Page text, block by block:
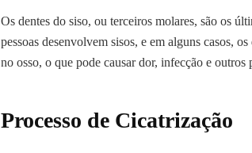
Os dentes do siso, ou terceiros molares, são os
pessoas desenvolvem sisos, e em alguns casos,
no osso, o que pode causar dor, infecção e outros
Processo de Cicatrização